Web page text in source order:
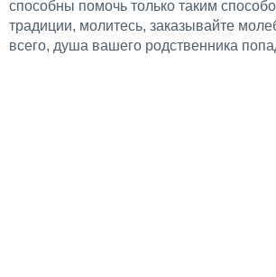
способны помочь только таким
традиции, молитесь, заказывайте
всего, душа вашего родственника